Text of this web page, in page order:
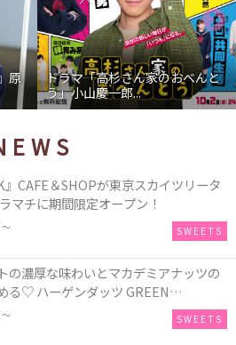
原
ドラマ「高杉さん家のおべんと
う」小山慶一郎...
』CAFE＆SHOPが東京スカイツリータ
マチに期間限定オープン！
SWEETS
の濃厚な味わいとマカデミアナッツの
る♡ ハーゲンダッツ GREEN
ーンクラフト) ミニカップ『チョコレー
SWEETS